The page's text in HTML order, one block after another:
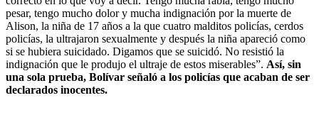
pesar, tengo mucho dolor y mucha indignación por la muerte de
Alison, la niña de 17 años a la que cuatro malditos policías, cerdos
policías, la ultrajaron sexualmente y después la niña apareció como
si se hubiera suicidado. Digamos que se suicidó. No resistió la
indignación que le produjo el ultraje de estos miserables”. Así, sin
una sola prueba, Bolívar señaló a los policías que acaban de ser
declarados inocentes.